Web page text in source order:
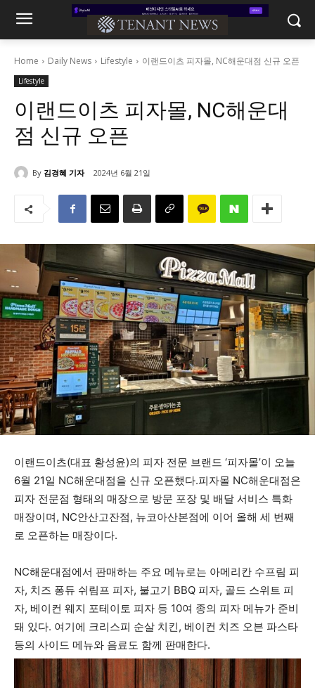
Home Daily News Lifestyle 이랜드이츠 피자몰, NC해운대점 신규 오픈
Lifestyle
이랜드이츠 피자몰, NC해운대
점 신규 오픈
By 김경혜 기자 2024년 6월 21일
이랜드이츠(대표 황성윤)의 피자 전문 브랜드 ‘피자몰’이 오늘
6월 21일 NC해운대점을 신규 오픈했다.피자몰 NC해운대점은
피자 전문점 형태의 매장으로 방문 포장 및 배달 서비스 특화
매장이며, NC안산고잔점, 뉴코아산본점에 이어 올해 세 번째
로 오픈하는 매장이다.
NC해운대점에서 판매하는 주요 메뉴로는 아메리칸 수프림 피
자, 치즈 퐁듀 쉬림프 피자, 불고기 BBQ 피자, 골드 스위트 피
자, 베이컨 웨지 포테이토 피자 등 10여 종의 피자 메뉴가 준비
돼 있다. 여기에 크리스피 순살 치킨, 베이컨 치즈 오븐 파스타
등의 사이드 메뉴와 음료도 함께 판매한다.